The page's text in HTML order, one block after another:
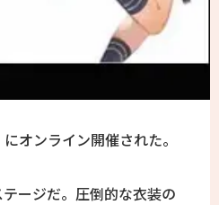
オンライン開催された。
ージだ。圧倒的な衣装の